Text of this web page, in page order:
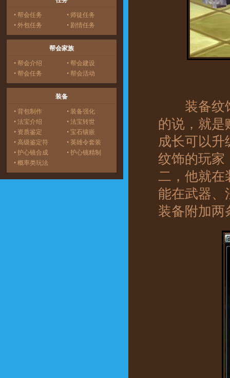
• 帮会任务
• 师徒任务
• 外包任务
• 剧情任务
帮会家族
• 帮会介绍
• 帮会建设
• 帮会任务
• 帮会活动
装备
• 背包制作
• 装备强化
• 法宝介绍
• 法宝转世
• 资质鉴定
• 宝石镶嵌
• 高级鉴定符
• 英雄令套装
• 护心镜合成
• 护心镜精制
• 概率类玩法
装备纹饰
的说，就是
成长可以升
纹饰的玩家
二，他就在
能在武器、
装备附加两